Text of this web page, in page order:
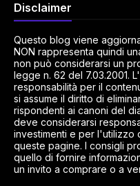
Disclaimer
Questo blog viene
NON rappresenta quindi
non può considerarsi un
legge n. 62 del 7.03.2001.
responsabilità per il
si assume il diritto di
rispondenti ai canoni del
deve considerarsi
investimenti e per l'utilizzo
queste pagine. I consigli
quello di fornire
un invito a comprare o a